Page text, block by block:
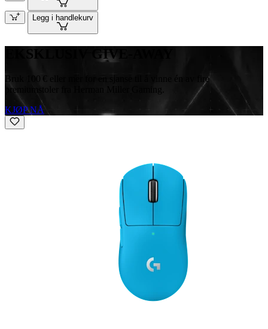
Legg i handlekurv
EKSKLUSIV GIVE-AWAY
Bruk 100 € eller mer for en sjanse til å vinne én av fire
premiumstoler fra Herman Miller Gaming.
KJØP NÅ